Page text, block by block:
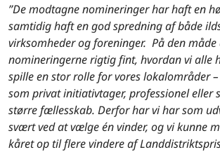
”De modtagne nomineringer har haft en
samtidig haft en god spredning af både
virksomheder og foreninger. På den måde
nomineringerne rigtig fint, hvordan vi alle
spille en stor rolle for vores lokalområder
som privat initiativtager, professionel eller
større fællesskab. Derfor har vi har som
svært ved at vælge én vinder, og vi kunne
kåret op til flere vindere af